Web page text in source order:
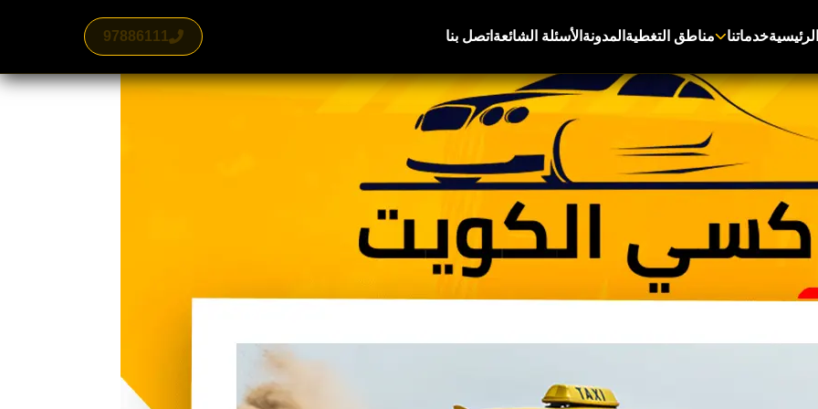
الرئيسيةخدماتنا مناطق التغطية المدونة الأسئلة الشائعة اتصل بنا 97886111